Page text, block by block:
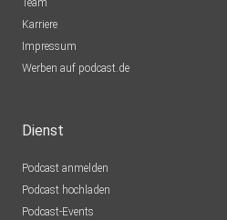
Team
Karriere
Impressum
Werben auf podcast.de
Dienst
Podcast anmelden
Podcast hochladen
Podcast-Events